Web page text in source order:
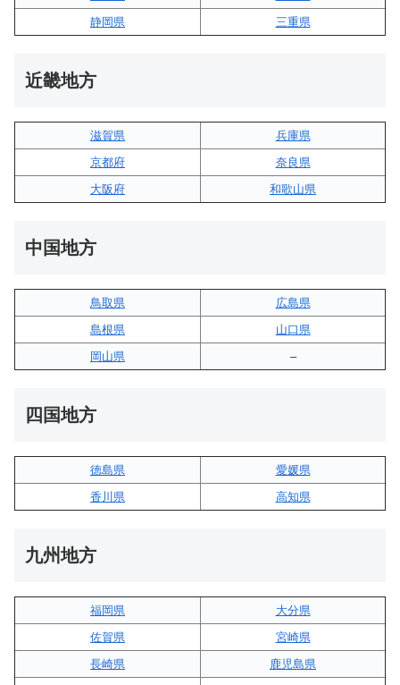
静岡県
三重県
近畿地方
滋賀県
兵庫県
京都府
奈良県
大阪府
和歌山県
中国地方
鳥取県
広島県
島根県
山口県
岡山県
–
四国地方
徳島県
愛媛県
香川県
高知県
九州地方
福岡県
大分県
佐賀県
宮崎県
長崎県
鹿児島県